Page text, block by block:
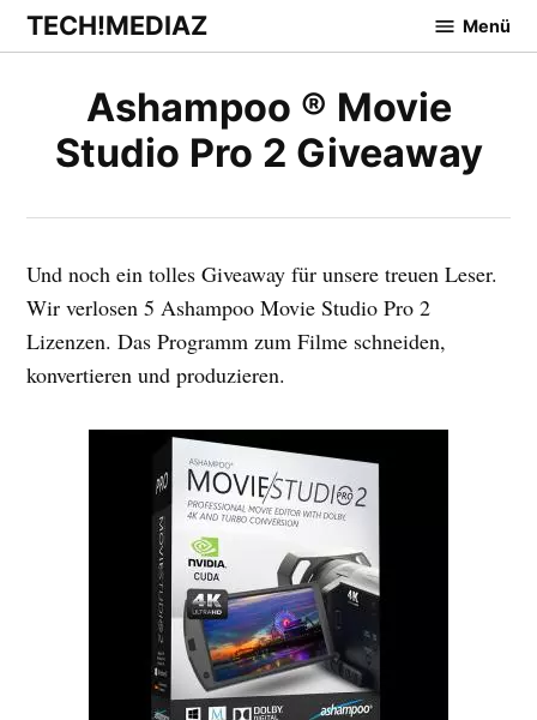
Zum
Inhalt
TECH!MEDIAZ Menü
Ashampoo ® Movie
Studio Pro 2 Giveaway
Und noch ein tolles Giveaway für unsere treuen Leser.
Wir verlosen 5 Ashampoo Movie Studio Pro 2
Lizenzen. Das Programm zum Filme schneiden,
konvertieren und produzieren.